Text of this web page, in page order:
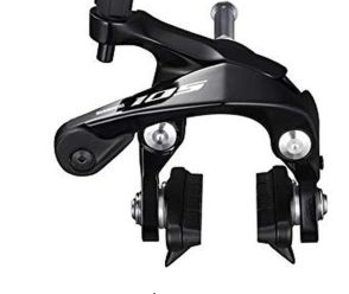
Безжични
Велокомпјутери
ШИШИЊА И ДРЖАЧИ
Шишиња – бидони
Држачи за шише-бидон
САЈЛИ ЗА ЗАКЛУЧУВАЊЕ
Сајли со комбинација
Сајли со клуч
U-Lock
ДОДАТОЦИ ЗА РАМ
Корпи
Багажници